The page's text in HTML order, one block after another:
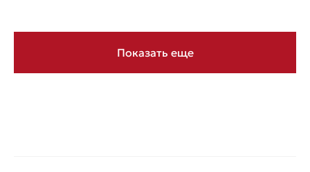
Показать еще